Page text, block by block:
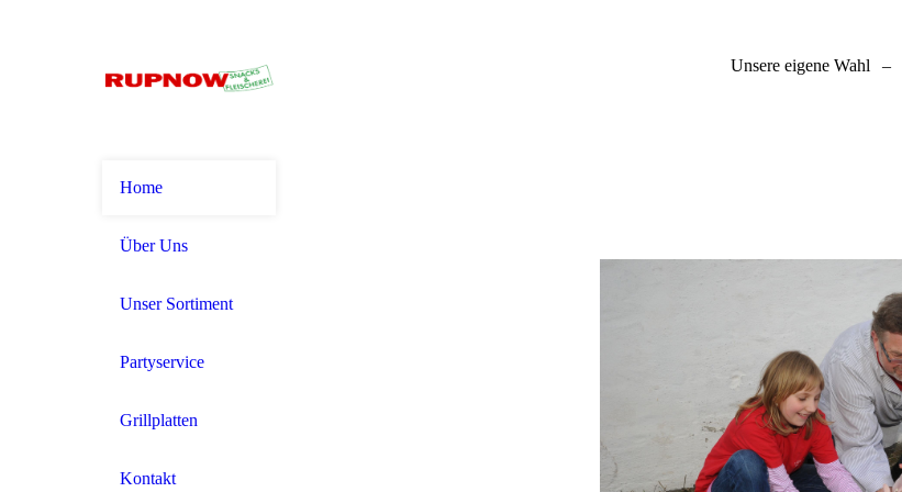
Unsere eigene Wahl –
Home
Über Uns
Unser Sortiment
Partyservice
Grillplatten
Kontakt